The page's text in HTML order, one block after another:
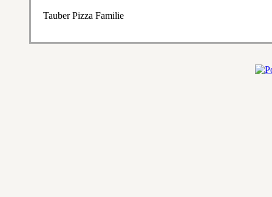
Tauber Pizza Familie